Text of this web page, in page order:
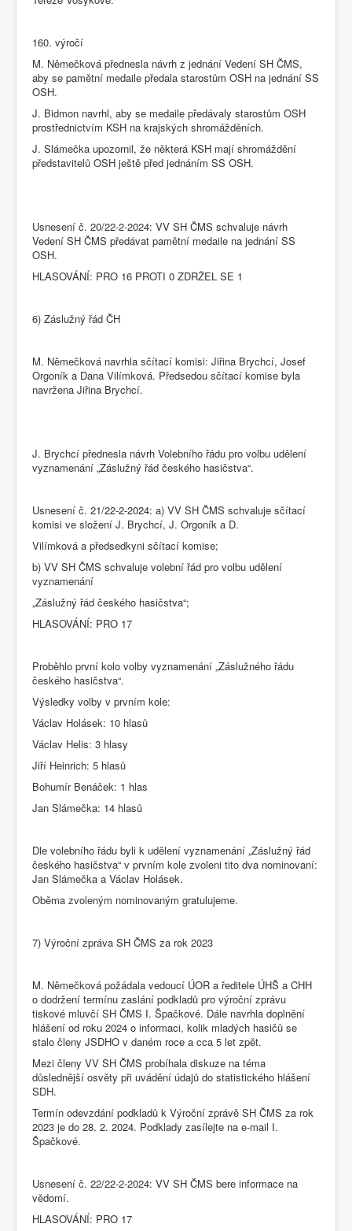
160. výročí
M. Němečková přednesla návrh z jednání Vedení SH ČMS,
aby se pamětní medaile předala starostům OSH na jednání SS
OSH.
J. Bidmon navrhl, aby se medaile předávaly starostům OSH
prostřednictvím KSH na krajských shromážděních.
J. Slámečka upozornil, že některá KSH mají shromáždění
představitelů OSH ještě před jednáním SS OSH.
Usnesení č. 20/22-2-2024: VV SH ČMS schvaluje návrh
Vedení SH ČMS předávat pamětní medaile na jednání SS
OSH.
HLASOVÁNÍ: PRO 16 PROTI 0 ZDRŽEL SE 1
6) Záslužný řád ČH
M. Němečková navrhla sčítací komisi: Jiřina Brychcí, Josef
Orgoník a Dana Vilímková. Předsedou sčítací komise byla
navržena Jiřina Brychcí.
J. Brychcí přednesla návrh Volebního řádu pro volbu udělení
vyznamenání „Záslužný řád českého hasičstva“.
Usnesení č. 21/22-2-2024: a) VV SH ČMS schvaluje sčítací
komisi ve složení J. Brychcí, J. Orgoník a D.
Vilímková a předsedkyni sčítací komise;
b) VV SH ČMS schvaluje volební řád pro volbu udělení
vyznamenání
„Záslužný řád českého hasičstva“;
HLASOVÁNÍ: PRO 17
Proběhlo první kolo volby vyznamenání „Záslužného řádu
českého hasičstva“.
Výsledky volby v prvním kole:
Václav Holásek: 10 hlasů
Václav Helis: 3 hlasy
Jiří Heinrich: 5 hlasů
Bohumír Benáček: 1 hlas
Jan Slámečka: 14 hlasů
Dle volebního řádu byli k udělení vyznamenání „Záslužný řád
českého hasičstva“ v prvním kole zvoleni tito dva nominovaní:
Jan Slámečka a Václav Holásek.
Oběma zvoleným nominovaným gratulujeme.
7) Výroční zpráva SH ČMS za rok 2023
M. Němečková požádala vedoucí ÚOR a ředitele ÚHŠ a CHH
o dodržení termínu zaslání podkladů pro výroční zprávu
tiskové mluvčí SH ČMS I. Špačkové. Dále navrhla doplnění
hlášení od roku 2024 o informaci, kolik mladých hasičů se
stalo členy JSDHO v daném roce a cca 5 let zpět.
Mezi členy VV SH ČMS probíhala diskuze na téma
důslednější osvěty při uvádění údajů do statistického hlášení
SDH.
Termín odevzdání podkladů k Výroční zprávě SH ČMS za rok
2023 je do 28. 2. 2024. Podklady zasílejte na e-mail I.
Špačkové.
Usnesení č. 22/22-2-2024: VV SH ČMS bere informace na
vědomí.
HLASOVÁNÍ: PRO 17